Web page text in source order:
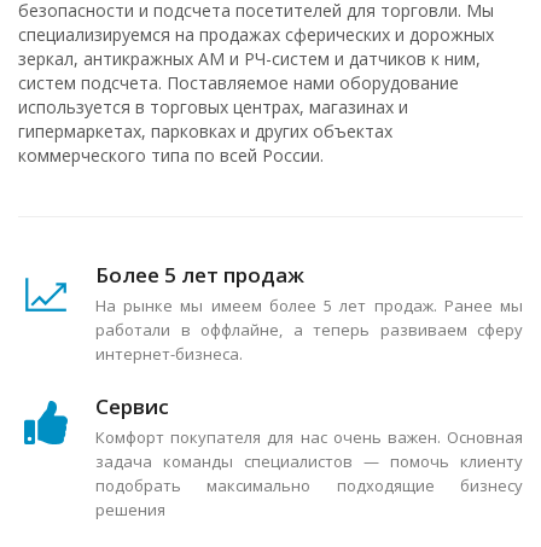
безопасности и подсчета посетителей для торговли. Мы
специализируемся на продажах сферических и дорожных
зеркал, антикражных АМ и РЧ-систем и датчиков к ним,
систем подсчета. Поставляемое нами оборудование
используется в торговых центрах, магазинах и
гипермаркетах, парковках и других объектах
коммерческого типа по всей России.
Более 5 лет продаж
На рынке мы имеем более 5 лет продаж. Ранее мы
работали в оффлайне, а теперь развиваем сферу
интернет-бизнеса.
Сервис
Комфорт покупателя для нас очень важен. Основная
задача команды специалистов — помочь клиенту
подобрать максимально подходящие бизнесу
решения